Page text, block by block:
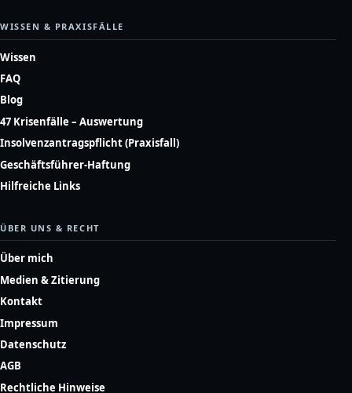
WISSEN & PRAXISFÄLLE
Wissen
FAQ
Blog
47 Krisenfälle – Auswertung
Insolvenzantragspflicht (Praxisfall)
Geschäftsführer-Haftung
Hilfreiche Links
ÜBER UNS & RECHT
Über mich
Medien & Zitierung
Kontakt
Impressum
Datenschutz
AGB
Rechtliche Hinweise